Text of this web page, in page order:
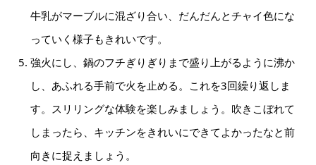
牛乳がマーブルに混ざり合い、だんだんとチャイ色にな
っていく様子もきれいです。
強火にし、鍋のフチぎりぎりまで盛り上がるように沸か
し、あふれる手前で火を止める。これを3回繰り返しま
す。スリリングな体験を楽しみましょう。吹きこぼれて
しまったら、キッチンをきれいにできてよかったなと前
向きに捉えましょう。